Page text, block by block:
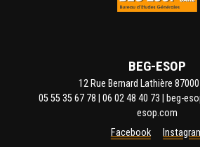
BEG-ESOP
12 Rue Bernard Lathière
05 55 35 67 78 06 02 48 40 73
beg-
esop.com
Facebook